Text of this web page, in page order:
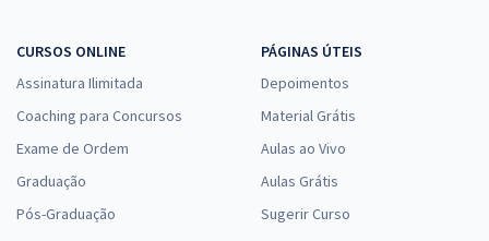
CURSOS ONLINE
Assinatura Ilimitada
Coaching para Concursos
Exame de Ordem
Graduação
Pós-Graduação
PÁGINAS ÚTEIS
Depoimentos
Material Grátis
Aulas ao Vivo
Aulas Grátis
Sugerir Curso